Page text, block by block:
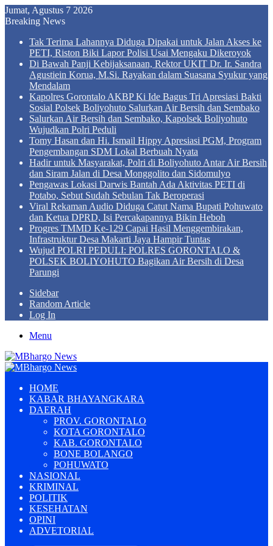
Jumat, Agustus 7 2026
Breaking News
Tak Terima Lahannya Diduga Dipakai untuk Jalan Akses ke
PETI, Riston Biki Lapor Polisi Usai Mengaku Dikeroyok
Di Bawah Panji Kebijaksanaan, Rektor UKIT Dr. Ir. Sandra
Agustiein Korua, M.Si. Rayakan dalam Suasana Syukur yang
Mendalam
Kapolres Gorontalo AKBP Ki Ide Bagus Tri Apresiasi Bakti
Sosial Polsek Boliyohuto Salurkan Air Bersih dan Sembako
Salurkan Air Bersih dan Sembako, Kapolsek Boliyohuto
Wujudkan Polri Peduli
Tomy Hasan dan Hi. Ismail Hippy Apresiasi PGM, Program
Pengembangan SDM Lokal Berbuah Nyata
Hadir untuk Masyarakat, Polri di Boliyohuto Antar Air Bersih
dan Siram Jalan di Desa Monggolito dan Sidomulyo
Pengawas Lokasi Darwis Bantah Ada Aktivitas PETI di
Potabo, Sebut Sudah Sebulan Tak Beroperasi
Viral Rekaman Audio Diduga Catut Nama Bupati Pohuwato
dan Ketua DPRD, Isi Percakapannya Bikin Heboh
Progres TMMD Ke-129 Capai Hasil Menggembirakan,
Infrastruktur Desa Makarti Jaya Hampir Tuntas
Wujud POLRI PEDULI: POLRES GORONTALO &
POLSEK BOLIYOHUTO Bagikan Air Bersih di Desa
Parungi
Sidebar
Random Article
Log In
Menu
HOME
KABAR BHAYANGKARA
DAERAH
PROV. GORONTALO
KOTA GORONTALO
KAB. GORONTALO
BONE BOLANGO
POHUWATO
NASIONAL
KRIMINAL
POLITIK
KESEHATAN
OPINI
ADVETORIAL